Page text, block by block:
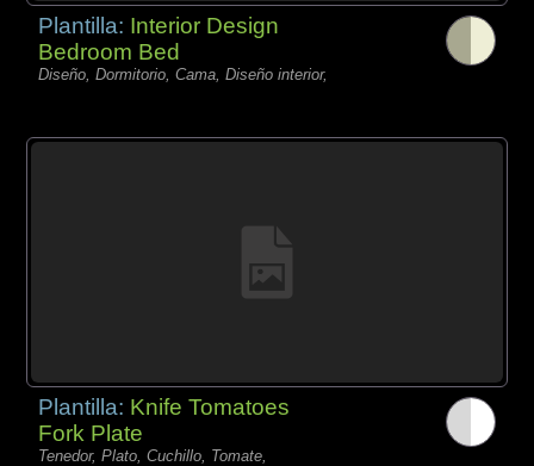
Plantilla: Interior Design
Bedroom Bed
Diseño, Dormitorio, Cama, Diseño interior,
Plantilla: Knife Tomatoes
Fork Plate
Tenedor, Plato, Cuchillo, Tomate,